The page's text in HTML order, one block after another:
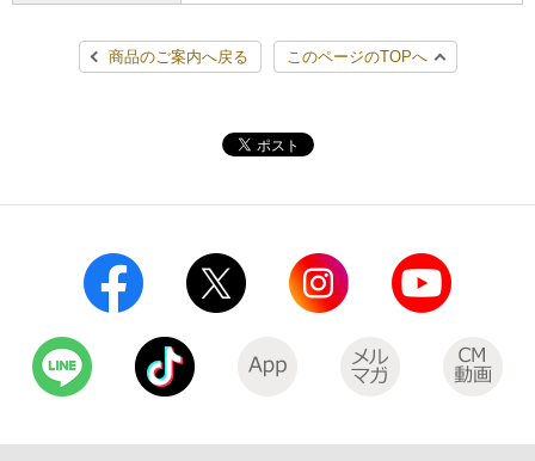
自転車シェアリング（店舗限定）
モバイルバッテリーシェアリング（店舗限定）
セブン-イレブンの歴史
サステナビリティレポート
한국어(서비스)
商品のご案内へ戻る このページのTOPへ